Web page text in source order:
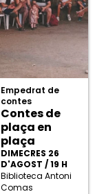
Empedrat de
contes
Contes de
plaça en
plaça
DIMECRES 26
D'AGOST / 19 H
Biblioteca Antoni
Comas